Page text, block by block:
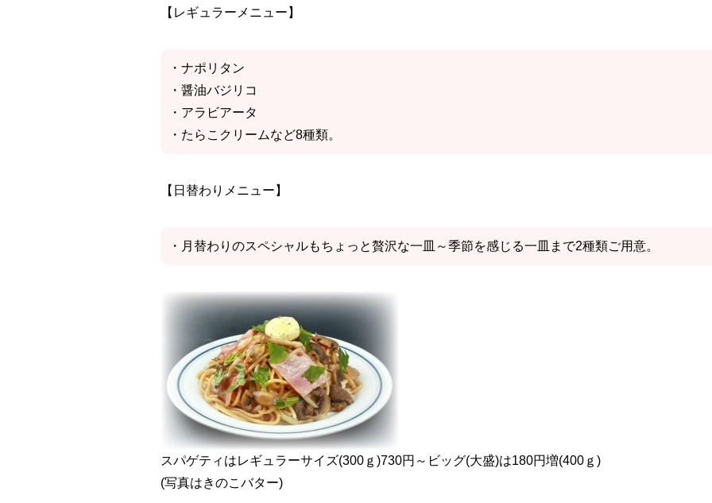
【レギュラーメニュー】
・ナポリタン
・醤油バジリコ
・アラビアータ
・たらこクリームなど8種類。
【日替わりメニュー】
・月替わりのスペシャルもちょっと贅沢な一皿～季節を感じる一皿まで2種類ご用意。
スパゲティはレギュラーサイズ(300ｇ)730円～ビッグ(大盛)は180円増(400ｇ)
(写真はきのこバター)